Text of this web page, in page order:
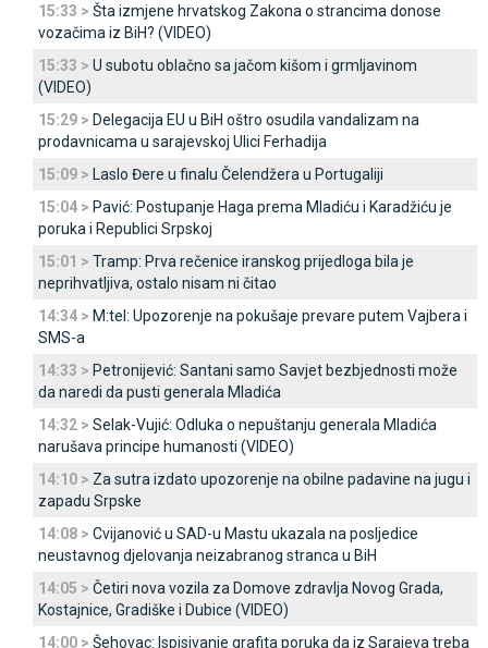
15:33 > Šta izmjene hrvatskog Zakona o strancima donose
vozačima iz BiH? (VIDEO)
15:33 > U subotu oblačno sa jačom kišom i grmljavinom
(VIDEO)
15:29 > Delegacija EU u BiH oštro osudila vandalizam na
prodavnicama u sarajevskoj Ulici Ferhadija
15:09 > Laslo Đere u finalu Čelendžera u Portugaliji
15:04 > Pavić: Postupanje Haga prema Mladiću i Karadžiću je
poruka i Republici Srpskoj
15:01 > Tramp: Prva rečenice iranskog prijedloga bila je
neprihvatljiva, ostalo nisam ni čitao
14:34 > M:tel: Upozorenje na pokušaje prevare putem Vajbera i
SMS-a
14:33 > Petronijević: Santani samo Savjet bezbjednosti može
da naredi da pusti generala Mladića
14:32 > Selak-Vujić: Odluka o nepuštanju generala Mladića
narušava principe humanosti (VIDEO)
14:10 > Za sutra izdato upozorenje na obilne padavine na jugu i
zapadu Srpske
14:08 > Cvijanović u SAD-u Mastu ukazala na posljedice
neustavnog djelovanja neizabranog stranca u BiH
14:05 > Četiri nova vozila za Domove zdravlja Novog Grada,
Kostajnice, Gradiške i Dubice (VIDEO)
14:00 > Šehovac: Ispisivanje grafita poruka da iz Sarajeva treba